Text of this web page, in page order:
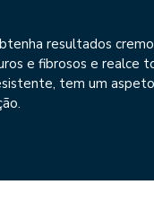
resultados
e fibrosos e realce
tem um